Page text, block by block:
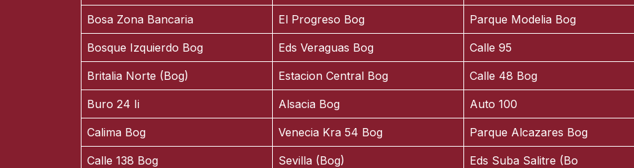
Bosa Zona Bancaria El Progreso Bog Parque Modelia Bog
Bosque Izquierdo Bog Eds Veraguas Bog Calle 95
Britalia Norte (Bog) Estacion Central Bog Calle 48 Bog
Buro 24 Ii Alsacia Bog Auto 100
Calima Bog Venecia Kra 54 Bog Parque Alcazares Bog
Calle 138 Bog Sevilla (Bog) Eds Suba Salitre (Bo